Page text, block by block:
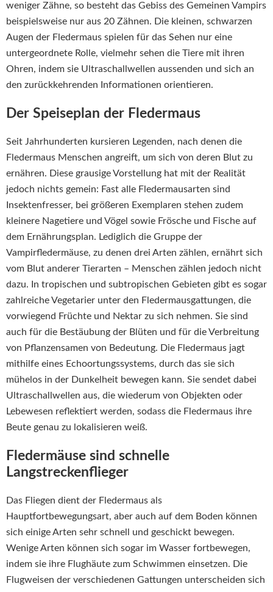
weniger Zähne, so besteht das Gebiss des Gemeinen Vampirs
beispielsweise nur aus 20 Zähnen. Die kleinen, schwarzen
Augen der Fledermaus spielen für das Sehen nur eine
untergeordnete Rolle, vielmehr sehen die Tiere mit ihren
Ohren, indem sie Ultraschallwellen aussenden und sich an
den zurückkehrenden Informationen orientieren.
Der Speiseplan der Fledermaus
Seit Jahrhunderten kursieren Legenden, nach denen die
Fledermaus Menschen angreift, um sich von deren Blut zu
ernähren. Diese grausige Vorstellung hat mit der Realität
jedoch nichts gemein: Fast alle Fledermausarten sind
Insektenfresser, bei größeren Exemplaren stehen zudem
kleinere Nagetiere und Vögel sowie Frösche und Fische auf
dem Ernährungsplan. Lediglich die Gruppe der
Vampirfledermäuse, zu denen drei Arten zählen, ernährt sich
vom Blut anderer Tierarten – Menschen zählen jedoch nicht
dazu. In tropischen und subtropischen Gebieten gibt es sogar
zahlreiche Vegetarier unter den Fledermausgattungen, die
vorwiegend Früchte und Nektar zu sich nehmen. Sie sind
auch für die Bestäubung der Blüten und für die Verbreitung
von Pflanzensamen von Bedeutung. Die Fledermaus jagt
mithilfe eines Echoortungssystems, durch das sie sich
mühelos in der Dunkelheit bewegen kann. Sie sendet dabei
Ultraschallwellen aus, die wiederum von Objekten oder
Lebewesen reflektiert werden, sodass die Fledermaus ihre
Beute genau zu lokalisieren weiß.
Fledermäuse sind schnelle
Langstreckenflieger
Das Fliegen dient der Fledermaus als
Hauptfortbewegungsart, aber auch auf dem Boden können
sich einige Arten sehr schnell und geschickt bewegen.
Wenige Arten können sich sogar im Wasser fortbewegen,
indem sie ihre Flughäute zum Schwimmen einsetzen. Die
Flugweisen der verschiedenen Gattungen unterscheiden sich